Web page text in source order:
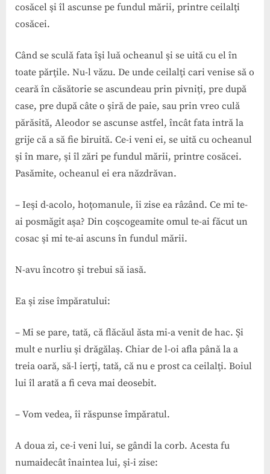
cosăcel şi îl ascunse pe fundul mării, printre ceilalţi
cosăcei.
Când se sculă fata îşi luă ocheanul şi se uită cu el în
toate părţile. Nu-l văzu. De unde ceilalţi cari venise să o
ceară în căsătorie se ascundeau prin pivniţi, pre după
case, pre după câte o şiră de paie, sau prin vreo culă
părăsită, Aleodor se ascunse astfel, încât fata intră la
grije că a să fie biruită. Ce-i veni ei, se uită cu ocheanul
şi în mare, şi îl zări pe fundul mării, printre cosăcei.
Pasămite, ocheanul ei era năzdrăvan.
– Ieşi d-acolo, hoţomanule, îi zise ea râzând. Ce mi te-
ai posmăgit aşa? Din coşcogeamite omul te-ai făcut un
cosac şi mi te-ai ascuns în fundul mării.
N-avu încotro şi trebui să iasă.
Ea şi zise împăratului:
– Mi se pare, tată, că flăcăul ăsta mi-a venit de hac. Şi
mult e nurliu şi drăgălaş. Chiar de l-oi afla până la a
treia oară, să-l ierţi, tată, că nu e prost ca ceilalţi. Boiul
lui îl arată a fi ceva mai deosebit.
– Vom vedea, îi răspunse împăratul.
A doua zi, ce-i veni lui, se gândi la corb. Acesta fu
numaidecât înaintea lui, şi-i zise: